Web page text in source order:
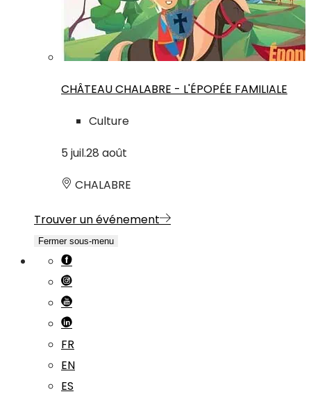
CHÂTEAU CHALABRE - L'ÉPOPÉE FAMILIALE
Culture
5 juil.28 août
CHALABRE
Trouver un événement
Fermer sous-menu
FR
EN
ES